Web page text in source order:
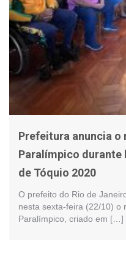
Prefeitura anuncia o
Paralímpico durante
de Tóquio 2020
O prefeito do Rio de
nesta sexta-feira (22/10) o
Paralímpico, criado em […]